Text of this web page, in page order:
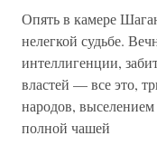
Опять в камере
нелегкой судьбе.
интеллигенции,
властей — все это,
народов,
полной чашей